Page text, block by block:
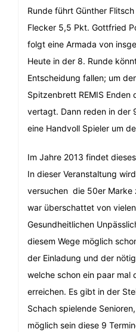
Runde führt Günther
Flecker 5,5 Pkt. Gottfried
folgt eine Armada von
Heute in der 8. Runde
Entscheidung fallen; um
Spitzenbrett REMIS Enden
vertagt. Dann reden in der
eine Handvoll Spieler um
Im Jahre 2013 findet
In dieser Veranstaltung
versuchen die 50er Marke
war überschattet von
Gesundheitlichen
diesem Wege möglich
der Einladung und der
welche schon ein paar mal
erreichen. Es gibt in der
Schach spielende
möglich sein diese 9